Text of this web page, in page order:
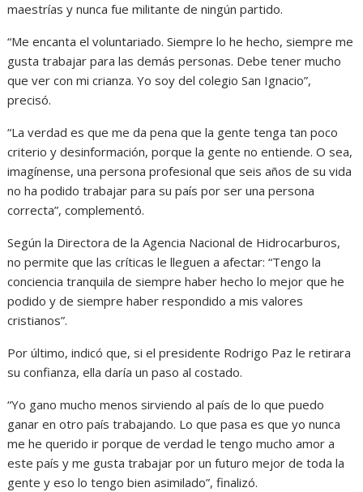
maestrías y nunca fue militante de ningún partido.
“Me encanta el voluntariado. Siempre lo he hecho, siempre me
gusta trabajar para las demás personas. Debe tener mucho
que ver con mi crianza. Yo soy del colegio San Ignacio”,
precisó.
“La verdad es que me da pena que la gente tenga tan poco
criterio y desinformación, porque la gente no entiende. O sea,
imagínense, una persona profesional que seis años de su vida
no ha podido trabajar para su país por ser una persona
correcta”, complementó.
Según la Directora de la Agencia Nacional de Hidrocarburos,
no permite que las críticas le lleguen a afectar: “Tengo la
conciencia tranquila de siempre haber hecho lo mejor que he
podido y de siempre haber respondido a mis valores
cristianos”.
Por último, indicó que, si el presidente Rodrigo Paz le retirara
su confianza, ella daría un paso al costado.
“Yo gano mucho menos sirviendo al país de lo que puedo
ganar en otro país trabajando. Lo que pasa es que yo nunca
me he querido ir porque de verdad le tengo mucho amor a
este país y me gusta trabajar por un futuro mejor de toda la
gente y eso lo tengo bien asimilado”, finalizó.